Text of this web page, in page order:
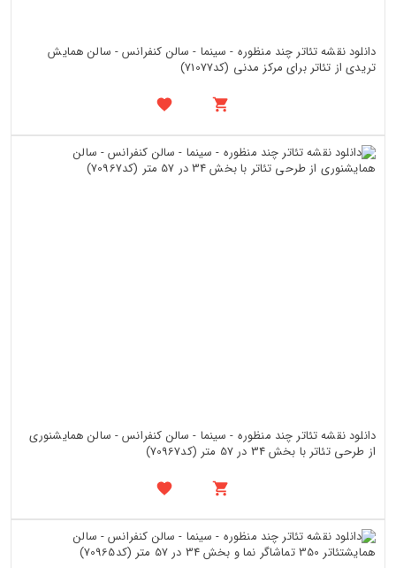
دانلود نقشه تئاتر چند منظوره - سینما - سالن کنفرانس - سالن همایش
تریدی از تئاتر برای مرکز مدنی (کد71077)
دانلود نقشه تئاتر چند منظوره - سینما - سالن کنفرانس - سالن همایشنوری
از طرحی تئاتر با بخش 34 در 57 متر (کد70967)